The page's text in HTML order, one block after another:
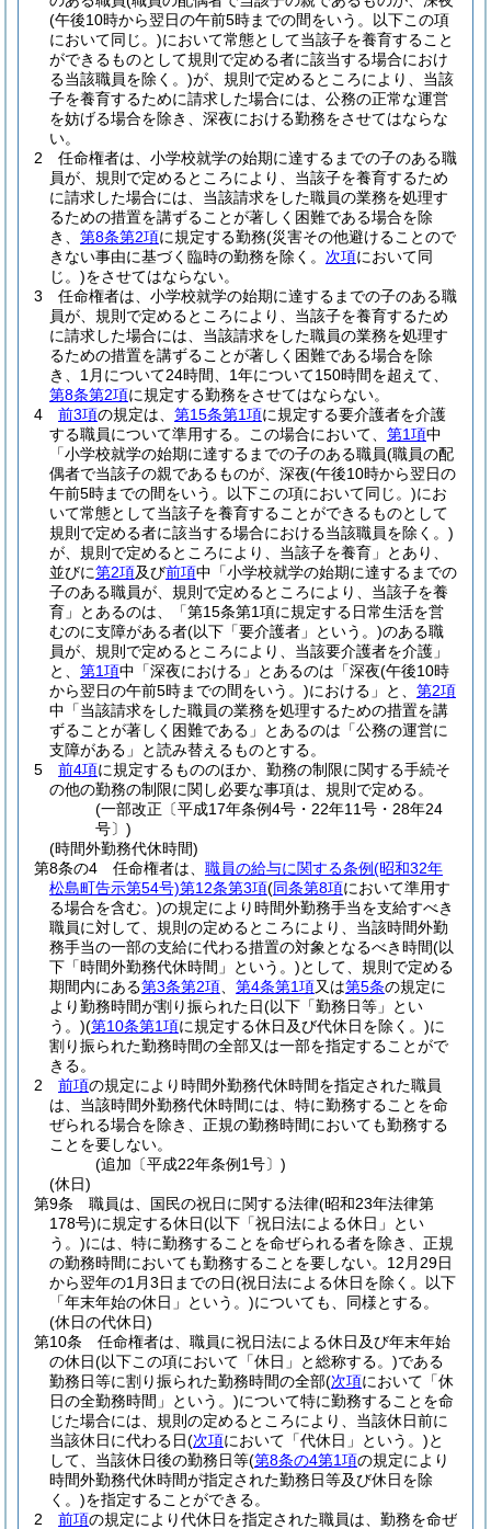
(午後10時から翌日の午前5時までの間をいう。以下この項
において同じ。)において常態として当該子を養育すること
ができるものとして規則で定める者に該当する場合におけ
る当該職員を除く。)が、規則で定めるところにより、当該
子を養育するために請求した場合には、公務の正常な運営
を妨げる場合を除き、深夜における勤務をさせてはならな
い。
2
任命権者は、小学校就学の始期に達するまでの子のある職
員が、規則で定めるところにより、当該子を養育するため
に請求した場合には、当該請求をした職員の業務を処理す
るための措置を講ずることが著しく困難である場合を除
き、 第8条第2項に規定する勤務(災害その他避けることので
きない事由に基づく臨時の勤務を除く。 次項において同
じ。)をさせてはならない。
3
任命権者は、小学校就学の始期に達するまでの子のある職
員が、規則で定めるところにより、当該子を養育するため
に請求した場合には、当該請求をした職員の業務を処理す
るための措置を講ずることが著しく困難である場合を除
き、1月について24時間、1年について150時間を超えて、
第8条第2項に規定する勤務をさせてはならない。
4
前3項の規定は、 第15条第1項に規定する要介護者を介護
する職員について準用する。
この場合において、 第1項中
「小学校就学の始期に達するまでの子のある職員(職員の配
偶者で当該子の親であるものが、深夜(午後10時から翌日の
午前5時までの間をいう。以下この項において同じ。)にお
いて常態として当該子を養育することができるものとして
規則で定める者に該当する場合における当該職員を除く。)
が、規則で定めるところにより、当該子を養育」とあり、
並びに第2項及び前項中「小学校就学の始期に達するまでの
子のある職員が、規則で定めるところにより、当該子を養
育」とあるのは、「第15条第1項に規定する日常生活を営
むのに支障がある者(以下「要介護者」という。)のある職
員が、規則で定めるところにより、当該要介護者を介護」
と、 第1項中「深夜における」とあるのは「深夜(午後10時
から翌日の午前5時までの間をいう。)における」と、 第2項
中「当該請求をした職員の業務を処理するための措置を講
ずることが著しく困難である」とあるのは「公務の運営に
支障がある」と読み替えるものとする。
5
前4項に規定するもののほか、勤務の制限に関する手続そ
の他の勤務の制限に関し必要な事項は、規則で定める。
(一部改正〔平成17年条例4号・22年11号・28年24
号〕)
(時間外勤務代休時間)
第8条の4
任命権者は、 職員の給与に関する条例(昭和32年
松島町告示第54号)第12条第3項(同条第8項において準用す
る場合を含む。)の規定により時間外勤務手当を支給すべき
職員に対して、規則の定めるところにより、当該時間外勤
務手当の一部の支給に代わる措置の対象となるべき時間(以
下「時間外勤務代休時間」という。)として、規則で定める
期間内にある第3条第2項 第4条第1項又は第5条の規定に
より勤務時間が割り振られた日(以下「勤務日等」とい
う。)(第10条第1項に規定する休日及び代休日を除く。)に
割り振られた勤務時間の全部又は一部を指定することがで
きる。
2
前項の規定により時間外勤務代休時間を指定された職員
は、当該時間外勤務代休時間には、特に勤務することを命
ぜられる場合を除き、正規の勤務時間においても勤務する
ことを要しない。
(追加〔平成22年条例1号〕)
(休日)
第9条
職員は、国民の祝日に関する法律(昭和23年法律第
178号)に規定する休日(以下「祝日法による休日」とい
う。)には、特に勤務することを命ぜられる者を除き、正規
の勤務時間においても勤務することを要しない。 12月29日
から翌年の1月3日までの日(祝日法による休日を除く。以下
「年末年始の休日」という。)についても、同様とする。
(休日の代休日)
第10条
任命権者は、職員に祝日法による休日及び年末年始
の休日(以下この項において「休日」と総称する。)である
勤務日等に割り振られた勤務時間の全部(次項において「休
日の全勤務時間」という。)について特に勤務することを命
じた場合には、規則の定めるところにより、当該休日前に
当該休日に代わる日(次項において「代休日」という。)と
して、当該休日後の勤務日等(第8条の4第1項の規定により
時間外勤務代休時間が指定された勤務日等及び休日を除
く。)を指定することができる。
2
前項の規定により代休日を指定された職員は、勤務を命ぜ